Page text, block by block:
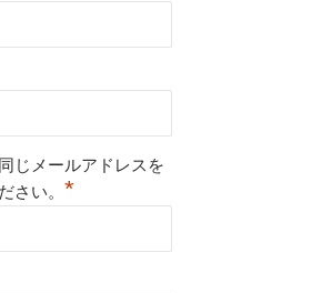
じメールアドレスを
さい。 *